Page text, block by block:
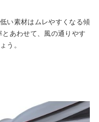
い素材はムレやすくなる傾
あわせて、風の通りやす
う。